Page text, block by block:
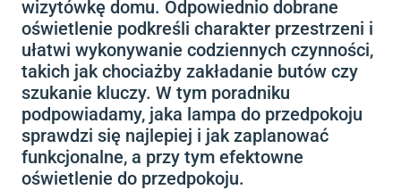
wizytówkę domu. Odpowiednio dobrane
oświetlenie podkreśli charakter przestrzeni i
ułatwi wykonywanie codziennych czynności,
takich jak chociażby zakładanie butów czy
szukanie kluczy. W tym poradniku
podpowiadamy, jaka lampa do przedpokoju
sprawdzi się najlepiej i jak zaplanować
funkcjonalne, a przy tym efektowne
oświetlenie do przedpokoju.